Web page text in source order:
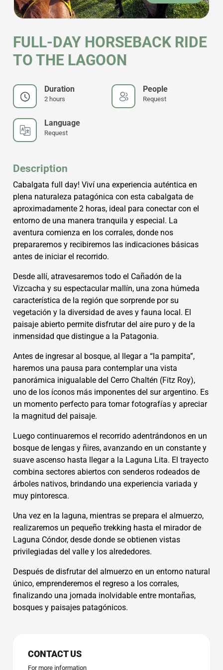
FULL-DAY HORSEBACK RIDE
TO THE LAGOON
Duration
2 hours
People
Request
Language
Request
Description
Cabalgata full day! Viví una experiencia auténtica en
plena naturaleza patagónica con esta cabalgata de
aproximadamente 2 horas, ideal para conectar con el
entorno de una manera tranquila y especial. La
aventura comienza en los corrales, donde nos
prepararemos y recibiremos las indicaciones básicas
antes de iniciar el recorrido.
Desde allí, atravesaremos todo el Cañadón de la
Vizcacha y su espectacular mallín, una zona húmeda
característica de la región que sorprende por su
vegetación y la diversidad de aves y fauna local. El
paisaje abierto permite disfrutar del aire puro y de la
inmensidad que distingue a la Patagonia.
Antes de ingresar al bosque, al llegar a “la pampita”,
haremos una pausa para contemplar una vista
panorámica inigualable del Cerro Chaltén (Fitz Roy),
uno de los íconos más imponentes del sur argentino. Es
un momento perfecto para tomar fotografías y apreciar
la magnitud del paisaje.
Luego continuaremos el recorrido adentrándonos en un
bosque de lengas y ñires, avanzando en un constante y
suave ascenso hasta llegar a la Laguna Lita. El trayecto
combina sectores abiertos con senderos rodeados de
árboles nativos, brindando una experiencia variada y
muy pintoresca.
Una vez en la laguna, mientras se prepara el almuerzo,
realizaremos un pequeño trekking hasta el mirador de
Laguna Cóndor, desde donde se obtienen vistas
privilegiadas del valle y los alrededores.
Después de disfrutar del almuerzo en un entorno natural
único, emprenderemos el regreso a los corrales,
finalizando una jornada inolvidable entre montañas,
bosques y paisajes patagónicos.
CONTACT US
For more information